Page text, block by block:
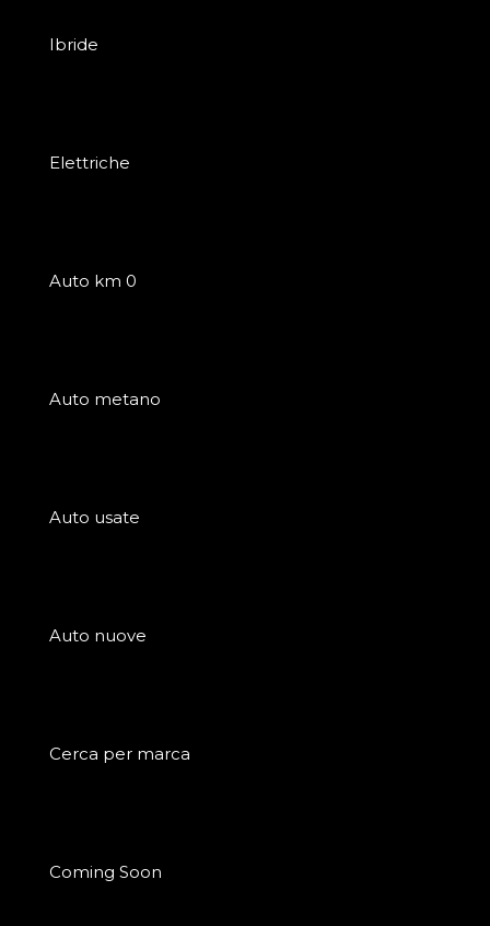
Ibride
Elettriche
Auto km 0
Auto metano
Auto usate
Auto nuove
Cerca per marca
Coming Soon